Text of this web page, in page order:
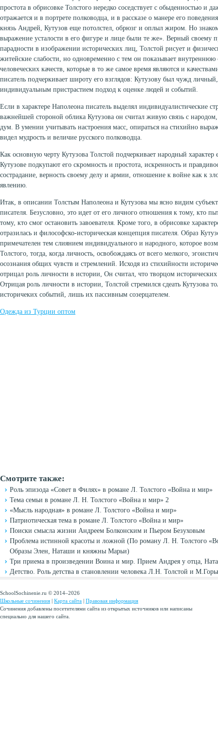
простота в обрисовке Толстого нередко соседствует с обыденностью и
отражается и в портрете полководца, и в рассказе о манере его
князь Андрей, Кутузов еще потолстел, обрюзг и оплыл жиром. Но
выражение усталости в его фигуре и лице были те же». Верный своему
парадности в изображении исторических лиц, Толстой рисует и
житейские слабости, но одновременно с тем он показывает внутреннюю
человеческих качеств, которые в то же самое время являются и
писатель подчеркивает широту его взглядов: Кутузову был чужд
индивидуальным пристрастием подход к оценке людей и событий.
Если в характере Наполеона писатель выделял индивидуалистические
важнейшей стороной облика Кутузова он считал живую связь с
дум. В умении учитывать настроения масс, опираться на стихийно
видел мудрость и величие русского полководца.
Как основную черту Кутузова Толстой подчеркивает народный характер
Кутузове подкупают его скромность и простота, искренность и
сострадание, верность своему делу и армии, отношение к войне как к
явлению.
Итак, в описании Толстым Наполеона и Кутузова мы ясно видим
писателя. Безусловно, это идет от его личного отношения к тому, кто
тому, кто смог остановить завоевателя. Кроме того, в обрисовке
отразилась и философско-историческая концепция писателя. Образ
примечателен тем слиянием индивидуального и народного, которое
Толстого, тогда, когда личность, освобождаясь от всего мелкого,
осознания общих чувств и стремлений. Исходя из стихийности
отрицал роль личности в истории, Он считал, что творцом
Отрицая роль личности в истории, Толстой стремился сдеать Кутузова
историчеких событий, лишь их пассивным созерцателем.
Одежда из Турции оптом
Смотрите также:
Роль эпизода «Совет в Филях» в романе Л. Толстого «Война и мир»
Тема семьи в романе Л. Н. Толстого «Война и мир» 2
«Мысль народная» в романе Л. Толстого «Война и мир»
Патриотическая тема в романе Л. Толстого «Война и мир»
Поиски смысла жизни Андреем Болконским и Пьером Безуховым
Проблема истинной красоты и ложной (По роману Л. Н. Толстого
Образы Элен, Наташи и княжны Марьи)
Три приема в произведении Воина и мир. Прием Андрея у отца,
Детство. Роль детства в становлении человека Л.Н. Толстой и
SchoolSochinenie.ru © 2014–2026
Школьные сочинения | Карта сайта | Правовая информация
Сочинения добавлены посетителями сайта из открытых источников или написаны
специально для нашего сайта.